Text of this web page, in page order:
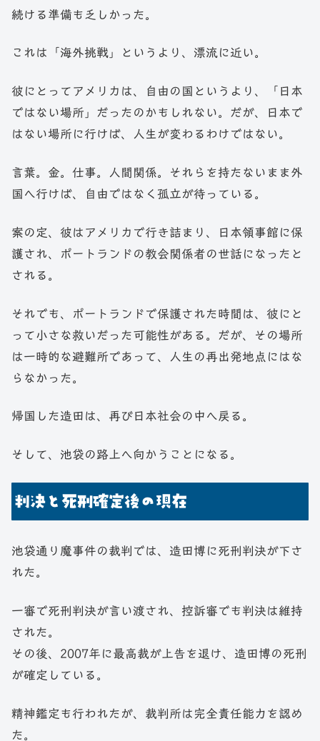
続ける準備も乏しかった。
これは「海外挑戦」というより、漂流に近い。
彼にとってアメリカは、自由の国というより、「日本
ではない場所」だったのかもしれない。だが、日本で
はない場所に行けば、人生が変わるわけではない。
言葉。金。仕事。人間関係。それらを持たないまま外
国へ行けば、自由ではなく孤立が待っている。
案の定、彼はアメリカで行き詰まり、日本領事館に保
護され、ポートランドの教会関係者の世話になったと
される。
それでも、ポートランドで保護された時間は、彼にと
って小さな救いだった可能性がある。だが、その場所
は一時的な避難所であって、人生の再出発地点にはな
らなかった。
帰国した造田は、再び日本社会の中へ戻る。
そして、池袋の路上へ向かうことになる。
判決と死刑確定後の現在
池袋通り魔事件の裁判では、造田博に死刑判決が下さ
れた。
一審で死刑判決が言い渡され、控訴審でも判決は維持
された。
その後、2007年に最高裁が上告を退け、造田博の死刑
が確定している。
精神鑑定も行われたが、裁判所は完全責任能力を認め
た。